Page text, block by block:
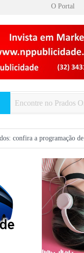
O Portal
de 5 a 9 de agosto